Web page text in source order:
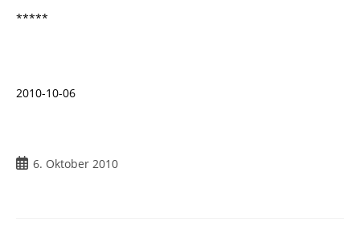
*****
2010-10-06
Beitrag
6. Oktober 2010